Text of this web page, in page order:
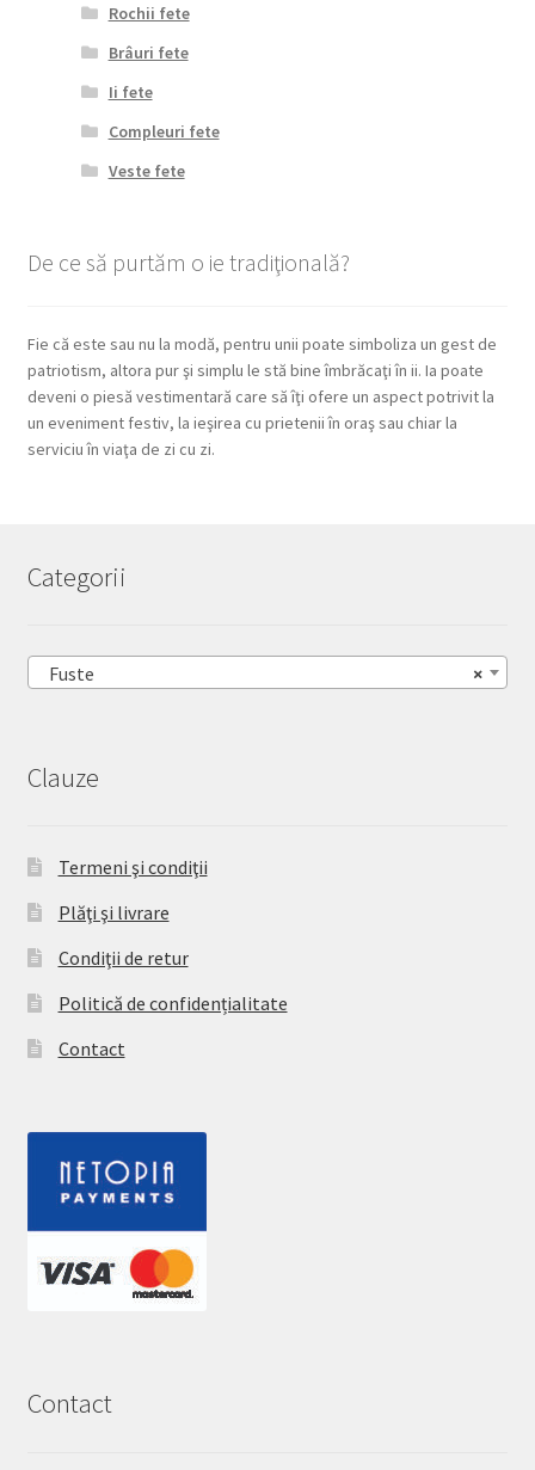
Rochii fete
Brâuri fete
Ii fete
Compleuri fete
Veste fete
De ce să purtăm o ie tradiţională?
Fie că este sau nu la modă, pentru unii poate simboliza un gest de
patriotism, altora pur şi simplu le stă bine îmbrăcaţi în ii. Ia poate
deveni o piesă vestimentară care să îţi ofere un aspect potrivit la
un eveniment festiv, la ieşirea cu prietenii în oraş sau chiar la
serviciu în viaţa de zi cu zi.
Categorii
×
Fuste
Clauze
Termeni şi condiţii
Plăţi şi livrare
Condiţii de retur
Politică de confidențialitate
Contact
Contact